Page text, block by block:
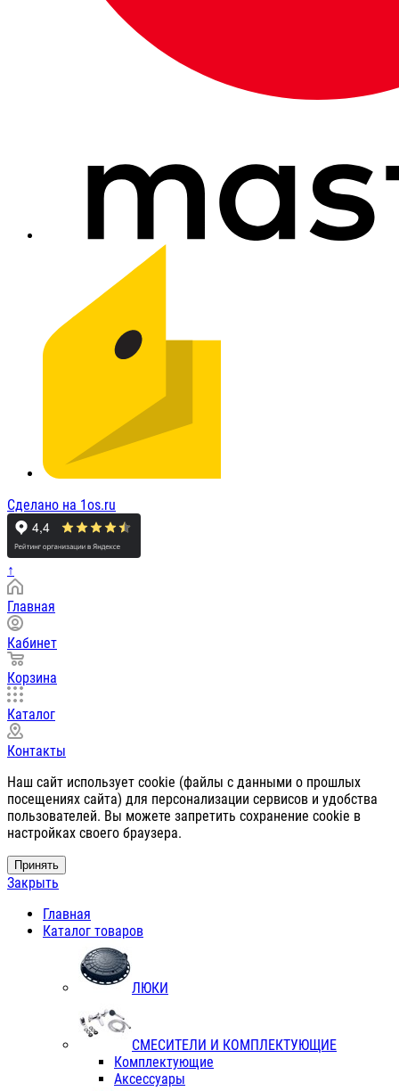
Сделано на 1os.ru
↑
Главная
Кабинет
Корзина
Каталог
Контакты
Наш сайт использует cookie (файлы с данными о прошлых
посещениях сайта) для персонализации сервисов и удобства
пользователей. Вы можете запретить сохранение cookie в
настройках своего браузера.
Принять
Закрыть
Главная
Каталог товаров
ЛЮКИ
СМЕСИТЕЛИ И КОМПЛЕКТУЮЩИЕ
Комплектующие
Аксессуары